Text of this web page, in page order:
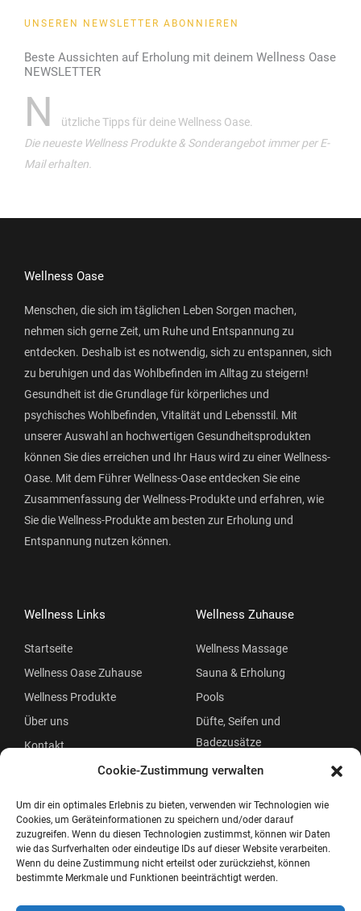
Cookie-Zustimmung verwalten
Um dir ein optimales Erlebnis zu bieten, verwenden wir Technologien wie
Cookies, um Geräteinformationen zu speichern und/oder darauf
zuzugreifen. Wenn du diesen Technologien zustimmst, können wir Daten
wie das Surfverhalten oder eindeutige IDs auf dieser Website verarbeiten.
Wenn du deine Zustimmung nicht erteilst oder zurückziehst, können
bestimmte Merkmale und Funktionen beeinträchtigt werden.
UNSEREN NEWSLETTER ABONNIEREN
Beste Aussichten auf Erholung mit deinem Wellness Oase
NEWSLETTER
N
ützliche Tipps für deine Wellness Oase.
Die neueste Wellness Produkte & Sonderangebot immer per E-
Mail erhalten.
Wellness Oase
Menschen, die sich im täglichen Leben Sorgen machen,
nehmen sich gerne Zeit, um Ruhe und Entspannung zu
entdecken. Deshalb ist es notwendig, sich zu entspannen, sich
zu beruhigen und das Wohlbefinden im Alltag zu steigern!
Gesundheit ist die Grundlage für körperliches und
psychisches Wohlbefinden, Vitalität und Lebensstil. Mit
unserer Auswahl an hochwertigen Gesundheitsprodukten
können Sie dies erreichen und Ihr Haus wird zu einer Wellness-
Oase. Mit dem Führer Wellness-Oase entdecken Sie eine
Zusammenfassung der Wellness-Produkte und erfahren, wie
Sie die Wellness-Produkte am besten zur Erholung und
Entspannung nutzen können.
Wellness Links
Startseite
Wellness Oase Zuhause
Wellness Produkte
Über uns
Kontakt
Wellness Zuhause
Wellness Massage
Sauna & Erholung
Pools
Düfte, Seifen und
Badezusätze
Beauty